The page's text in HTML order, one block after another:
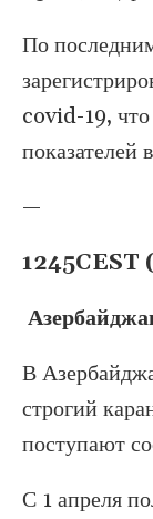
По
covid-19, что
показателей
—
1245CEST
В
строгий
поступают
С 1 апреля